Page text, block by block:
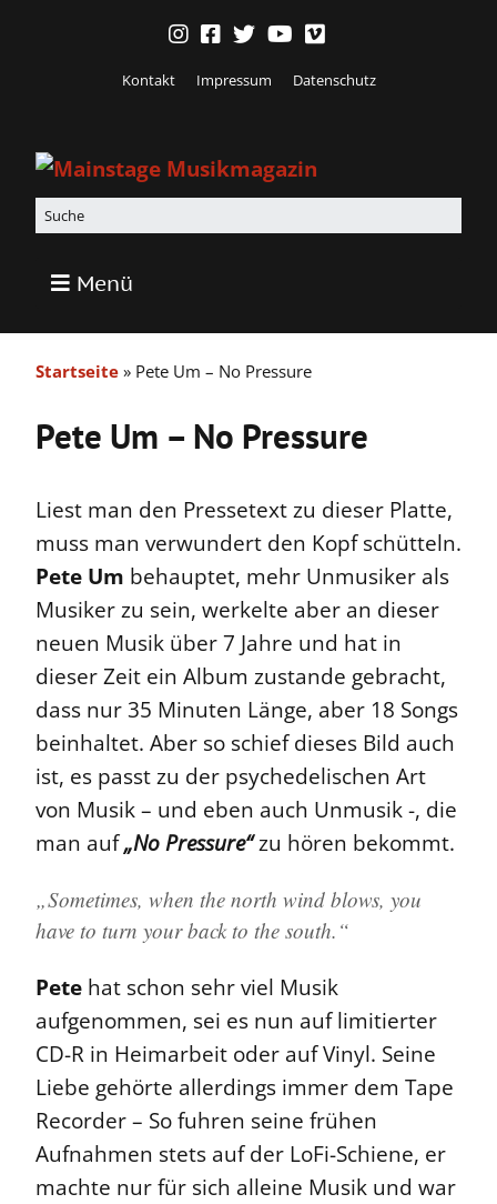
Kontakt Impressum Datenschutz
Menü
Startseite » Pete Um – No Pressure
Pete Um – No Pressure
Liest man den Pressetext zu dieser Platte,
muss man verwundert den Kopf schütteln.
Pete Um behauptet, mehr Unmusiker als
Musiker zu sein, werkelte aber an dieser
neuen Musik über 7 Jahre und hat in
dieser Zeit ein Album zustande gebracht,
dass nur 35 Minuten Länge, aber 18 Songs
beinhaltet. Aber so schief dieses Bild auch
ist, es passt zu der psychedelischen Art
von Musik – und eben auch Unmusik -, die
man auf„No Pressure“zu hören bekommt.
„Sometimes, when the north wind blows, you
have to turn your back to the south.“
Pete hat schon sehr viel Musik
aufgenommen, sei es nun auf limitierter
CD-R in Heimarbeit oder auf Vinyl. Seine
Liebe gehörte allerdings immer dem Tape
Recorder – So fuhren seine frühen
Aufnahmen stets auf der LoFi-Schiene, er
machte nur für sich alleine Musik und war